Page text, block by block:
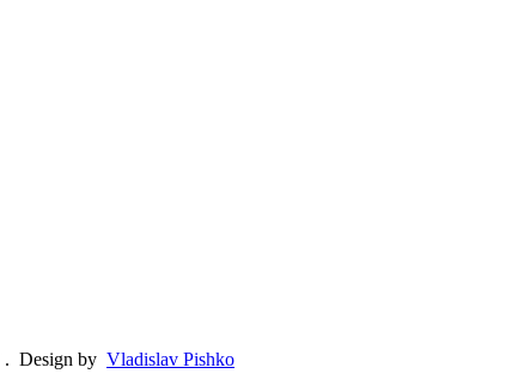
. Design by Vladislav Pishko